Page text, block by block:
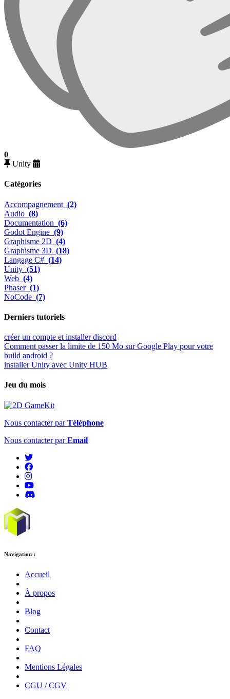
0
Unity
Catégories
Accompagnement (2)
Audio (8)
Documentation (6)
Godot Engine (9)
Graphisme 2D (4)
Graphisme 3D (18)
Langage C# (14)
Unity (51)
Web (4)
Phaser (1)
NoCode (7)
Derniers tutoriels
créer un compte et installer discord
Comment passer la limite de 150 Mo sur Google Play pour votre
build android ?
installer Unity avec Unity HUB
Jeu du mois
Nous contacter parTéléphone
Nous contacter parEmail
Navigation :
Accueil
À propos
Blog
Contact
FAQ
Mentions Légales
CGU / CGV